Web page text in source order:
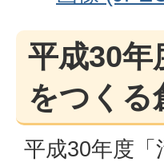
平成30年
をつくる
平成30年度